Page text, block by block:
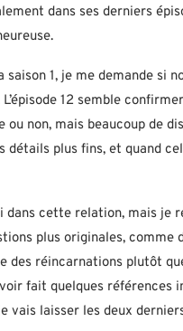
dans ses derniers
1, je me demande si
12 semble
ou non, mais beaucoup de
détails plus fins, et quand
cette relation, mais je
plus originales, comme
des réincarnations plutôt
fait quelques références
vais laisser les deux